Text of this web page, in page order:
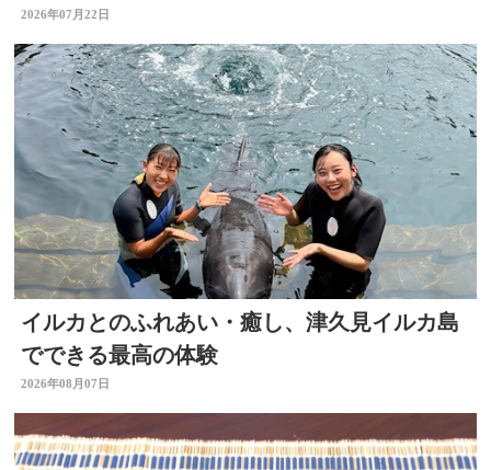
2026年07月22日
イルカとのふれあい・癒し、津久見イルカ島
でできる最高の体験
2026年08月07日